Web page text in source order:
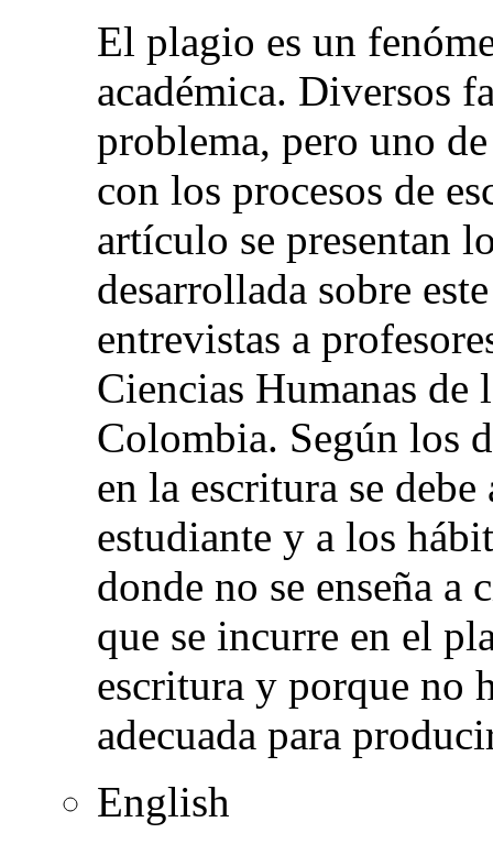
El plagio es un
académica. Diversos
problema, pero uno
con los procesos de
artículo se presentan
desarrollada sobre
entrevistas a
Ciencias Humanas
Colombia. Según los
en la escritura se
estudiante y a los
donde no se enseña a
que se incurre en el
escritura y porque no
adecuada para
English